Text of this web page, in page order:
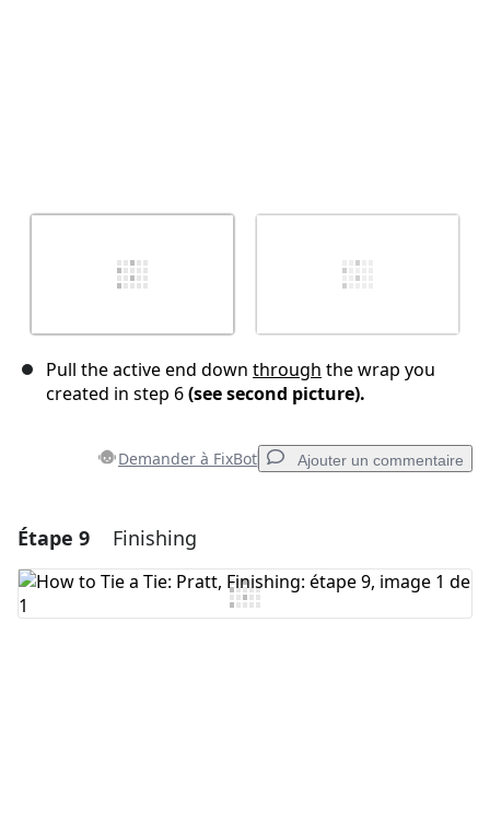
Pull the active end down through the wrap you
created in step 6(see second picture).
Demander à FixBot Ajouter un commentaire
Ajouter un commentaire
Ajouter un commentaire
Étape 9 Finishing